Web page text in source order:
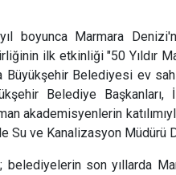
boyunca Marmara
ilk etkinliği "50 Yıldır
Belediyesi ev
Belediye
akademisyenlerin
Su ve Kanalizasyon Müdürü
belediyelerin son yıllarda